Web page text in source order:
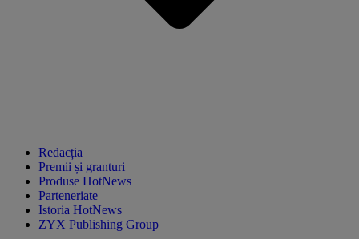
Redacția
Premii și granturi
Produse HotNews
Parteneriate
Istoria HotNews
ZYX Publishing Group